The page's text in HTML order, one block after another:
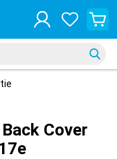
Cover